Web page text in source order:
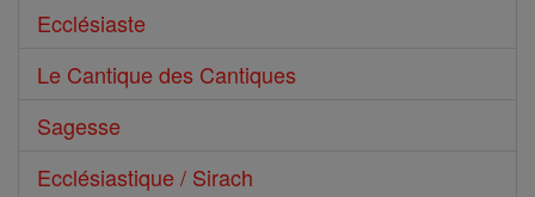
Ecclésiaste
Le Cantique des Cantiques
Sagesse
Ecclésiastique / Sirach